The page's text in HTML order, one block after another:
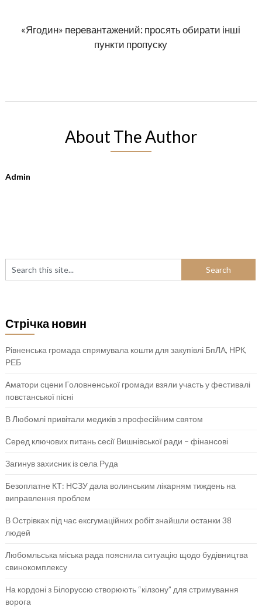
«Ягодин» перевантажений: просять обирати інші
пункти пропуску
About The Author
Admin
Стрічка новин
Рівненська громада спрямувала кошти для закупівлі БпЛА, НРК,
РЕБ
Аматори сцени Головненської громади взяли участь у фестивалі
повстанської пісні
В Любомлі привітали медиків з професійним святом
Серед ключових питань сесії Вишнівської ради – фінансові
Загинув захисник із села Руда
Безоплатне КТ: НСЗУ дала волинським лікарням тиждень на
виправлення проблем
В Острівках під час ексгумаційних робіт знайшли останки 38
людей
Любомльська міська рада пояснила ситуацію щодо будівництва
свинокомплексу
На кордоні з Білоруссю створюють “кілзону” для стримування
ворога